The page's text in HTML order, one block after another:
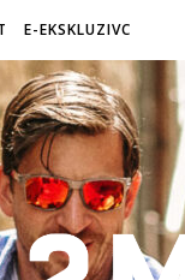
E-EKSKLUZIVC